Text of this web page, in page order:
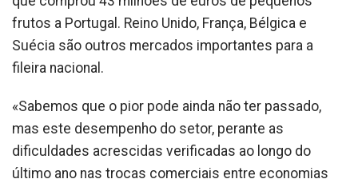
frutos a Portugal. Reino Unido, França, Bélgica e
Suécia são outros mercados importantes para a
fileira nacional.
«Sabemos que o pior pode ainda não ter passado,
mas este desempenho do setor, perante as
dificuldades acrescidas verificadas ao longo do
último ano nas trocas comerciais entre economias